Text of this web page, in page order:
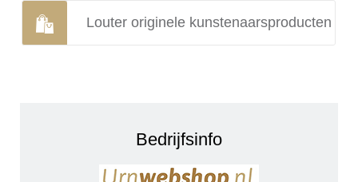
Louter originele kunstenaarsproducten
Bedrijfsinfo